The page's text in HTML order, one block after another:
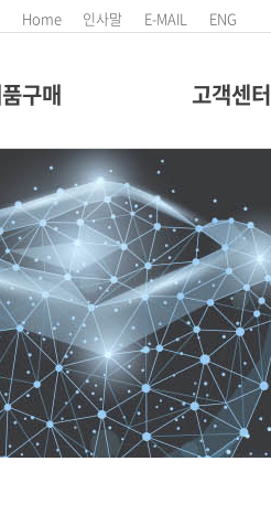
Home 인사말 E-MAIL ENG
구매 고객센터